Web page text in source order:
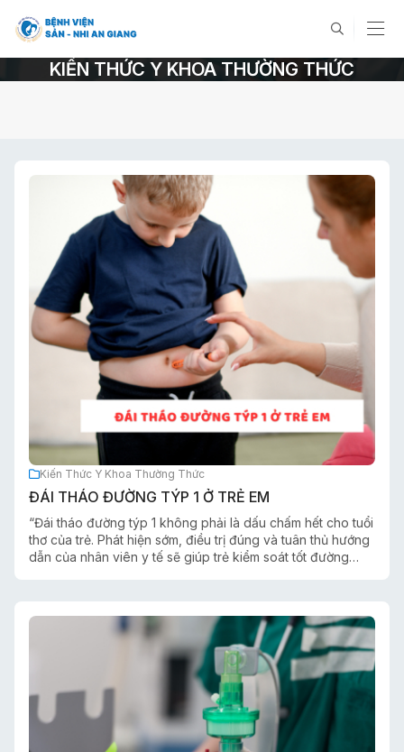
KIẾN THỨC Y KHOA THƯỜNG THỨC
Kiến Thức Y Khoa Thường Thức
ĐÁI THÁO ĐƯỜNG TÝP 1 Ở TRẺ EM
“Đái tháo đường týp 1 không phải là dấu chấm hết cho tuổi
thơ của trẻ. Phát hiện sớm, điều trị đúng và tuân thủ hướng
dẫn của nhân viên y tế sẽ giúp trẻ kiểm soát tốt đường